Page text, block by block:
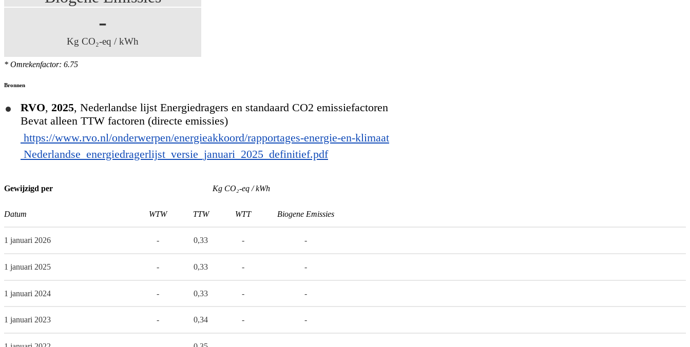
-
Kg CO₂-eq / kWh
* Omrekenfactor: 6.75
Bronnen
RVO, 2025, Nederlandse lijst Energiedragers en standaard CO2 emissiefactoren
Bevat alleen TTW factoren (directe emissies)
https://www.rvo.nl/onderwerpen/energieakkoord/rapportages-energie-en-klimaat
Nederlandse_energiedragerlijst_versie_januari_2025_definitief.pdf
Gewijzigd per Kg CO₂-eq / kWh
Datum WTW TTW WTT Biogene Emissies
1 januari 2026 - 0,33 - -
1 januari 2025 - 0,33 - -
1 januari 2024 - 0,33 - -
1 januari 2023 - 0,34 - -